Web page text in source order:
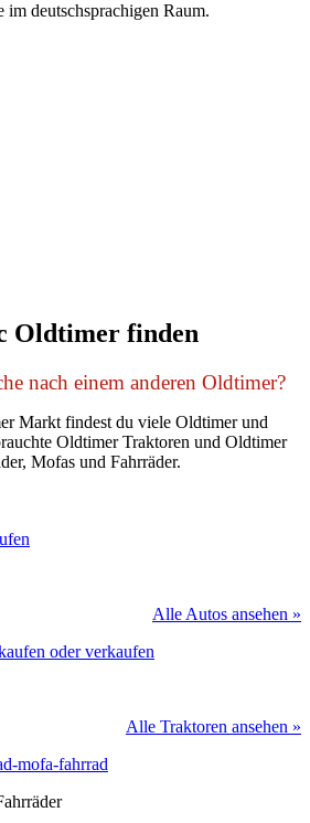
im deutschsprachigen Raum.
Oldtimer finden
nach einem anderen Oldtimer?
Markt findest du viele Oldtimer und
Oldtimer Traktoren und Oldtimer
Mofas und Fahrräder.
Alle Autos ansehen »
Alle Traktoren ansehen »